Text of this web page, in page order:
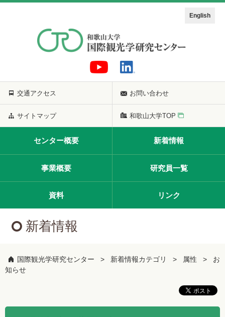
English
交通アクセス お問い合わせ
サイトマップ 和歌山大学TOP
センター概要 新着情報
事業概要 研究員一覧
資料 リンク
新着情報
国際観光学研究センター 新着情報カテゴリ 属性
お
知らせ